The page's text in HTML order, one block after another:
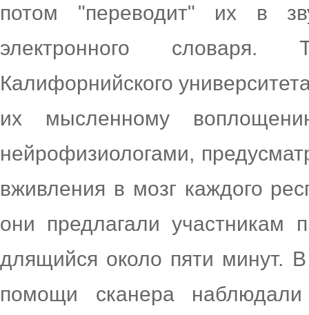
потом "переводит" их в
электронного словаря.
Калифорнийского
их мысленному
нейрофизиологами,
вживления в мозг каждого
они предлагали участникам
длящийся около пяти минут.
помощи сканера